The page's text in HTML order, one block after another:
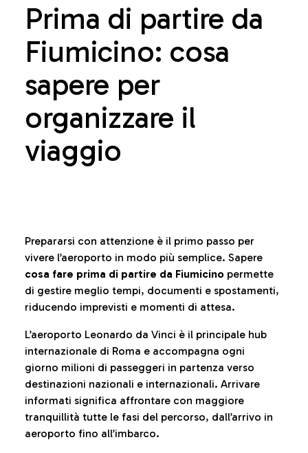
Prima di partire da
Fiumicino: cosa
sapere per
organizzare il
viaggio
Prepararsi con attenzione è il primo passo per
vivere l’aeroporto in modo più semplice. Sapere
cosa fare prima di partire da Fiumicino permette
di gestire meglio tempi, documenti e spostamenti,
riducendo imprevisti e momenti di attesa.
L’aeroporto Leonardo da Vinci è il principale hub
internazionale di Roma e accompagna ogni
giorno milioni di passeggeri in partenza verso
destinazioni nazionali e internazionali. Arrivare
informati significa affrontare con maggiore
tranquillità tutte le fasi del percorso, dall’arrivo in
aeroporto fino all’imbarco.